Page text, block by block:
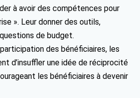
à avoir des compétences pour
». Leur donner des outils,
de budget.
des bénéficiaires, les
d’insuffler une idée de réciprocité
les bénéficiaires à devenir